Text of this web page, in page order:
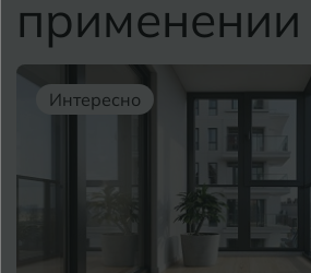
применении
Интересно